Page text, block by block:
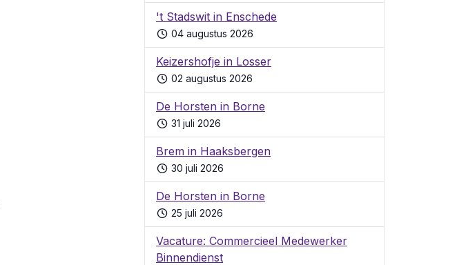
't Stadswit in Enschede
04 augustus 2026
Keizershofje in Losser
02 augustus 2026
De Horsten in Borne
31 juli 2026
Brem in Haaksbergen
30 juli 2026
De Horsten in Borne
25 juli 2026
Vacature: Commercieel Medewerker
Binnendienst